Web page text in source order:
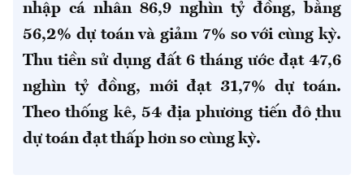
nhập cá nhân 86,9 nghìn tỷ đồng, bằng
56,2% dự toán và giảm 7% so với cùng kỳ.
Thu tiền sử dụng đất 6 tháng ước đạt 47,6
nghìn tỷ đồng, mới đạt 31,7% dự toán.
Theo thống kê, 54 địa phương tiến độ thu
dự toán đạt thấp hơn so cùng kỳ.